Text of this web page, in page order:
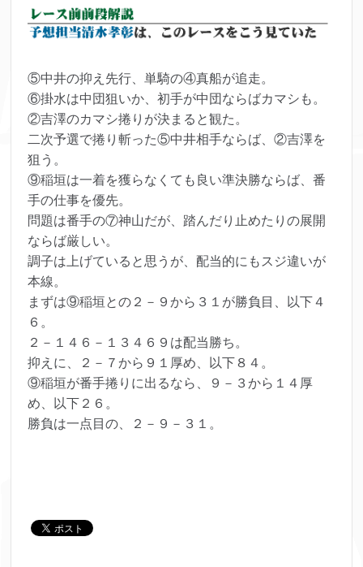
⑤中井の抑え先行、単騎の④真船が追走。
⑥掛水は中団狙いか、初手が中団ならばカマシも。
②吉澤のカマシ捲りが決まると観た。
二次予選で捲り斬った⑤中井相手ならば、②吉澤を
狙う。
⑨稲垣は一着を獲らなくても良い準決勝ならば、番
手の仕事を優先。
問題は番手の⑦神山だが、踏んだり止めたりの展開
ならば厳しい。
調子は上げていると思うが、配当的にもスジ違いが
本線。
まずは⑨稲垣との２－９から３１が勝負目、以下４
６。
２－１４６－１３４６９は配当勝ち。
抑えに、２－７から９１厚め、以下８４。
⑨稲垣が番手捲りに出るなら、９－３から１４厚
め、以下２６。
勝負は一点目の、２－９－３１。